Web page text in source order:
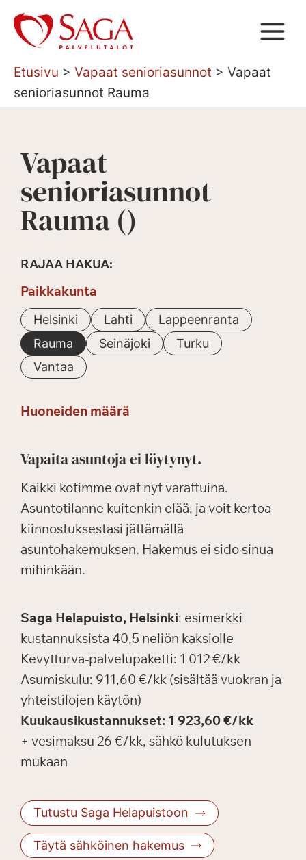
Siirry
sisältöön
Etusivu > Vapaat senioriasunnot > Vapaat
senioriasunnot Rauma
Vapaat
senioriasunnot
Rauma ()
RAJAA HAKUA:
Paikkakunta
Helsinki Lahti
Lappeenranta
Rauma
Seinäjoki
Turku
Vantaa
Huoneiden määrä
Vapaita asuntoja ei löytynyt.
Kaikki kotimme ovat nyt varattuina.
Asuntotilanne kuitenkin elää, ja voit kertoa
kiinnostuksestasi jättämällä
asuntohakemuksen. Hakemus ei sido sinua
mihinkään.
Saga Helapuisto, Helsinki: esimerkki
kustannuksista 40,5 neliön kaksiolle
Kevytturva-palvelupaketti: 1 012 €/kk
Asumiskulu: 911,60 €/kk (sisältää vuokran ja
yhteistilojen käytön)
Kuukausikustannukset: 1 923,60 €/kk
+ vesimaksu 26 €/kk, sähkö kulutuksen
mukaan
Tutustu Saga Helapuistoon
Täytä sähköinen hakemus